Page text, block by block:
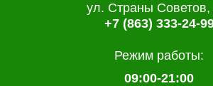
ул. Страны Советов,
+7 (863) 333-24-
Режим работы:
09:00-21:00